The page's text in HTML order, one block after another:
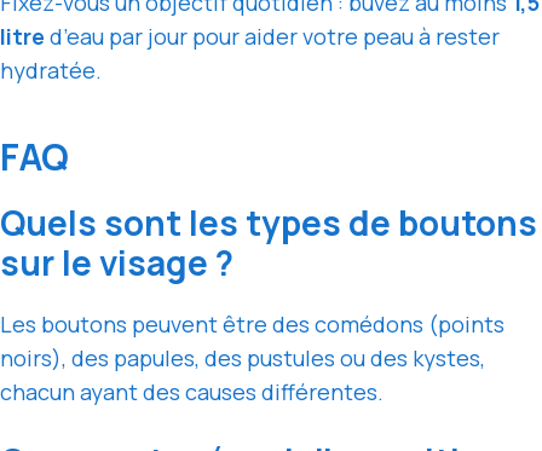
litre d’eau par jour pour aider votre peau à rester
hydratée.
FAQ
Quels sont les types de boutons
sur le visage ?
Les boutons peuvent être des comédons (points
noirs), des papules, des pustules ou des kystes,
chacun ayant des causes différentes.